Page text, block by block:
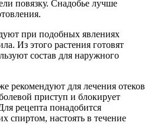
повязку. Снадобье лучше
при подобных явлениях
Из этого растения готовят
состав для наружного
рекомендуют для лечения отеков
приступ и блокирует
рецепта понадобится
спиртом, настоять в течение